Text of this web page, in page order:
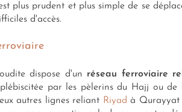
plus prudent et plus simple de se
d'accès.
dispose d'un réseau ferroviaire
par les pèlerins du Hajj ou
autres lignes reliant Riyad à Qurayyat